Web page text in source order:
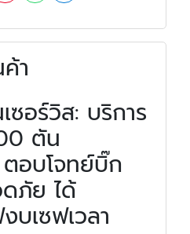
า
ซอร์วิส: บริการ
ตัน
อบโจทย์บิ๊ก
ภัย ได้
บเซฟเวลา